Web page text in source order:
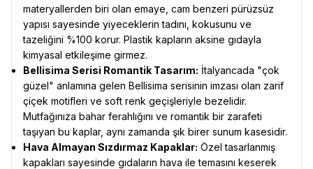
materyallerden biri olan emaye, cam benzeri pürüzsüz
yapısı sayesinde yiyeceklerin tadını, kokusunu ve
tazeliğini %100 korur. Plastik kapların aksine gıdayla
kimyasal etkileşime girmez.
Bellisima Serisi Romantik Tasarım: İtalyancada "çok
güzel" anlamına gelen Bellisima serisinin imzası olan zarif
çiçek motifleri ve soft renk geçişleriyle bezelidir.
Mutfağınıza bahar ferahlığını ve romantik bir zarafeti
taşıyan bu kaplar, aynı zamanda şık birer sunum kasesidir.
Hava Almayan Sızdırmaz Kapaklar: Özel tasarlanmış
kapakları sayesinde gıdaların hava ile temasını keserek